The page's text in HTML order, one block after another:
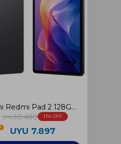
Redmi Pad 2 128GB
4GB RAM
UYU10.490 11
UYU 7.897